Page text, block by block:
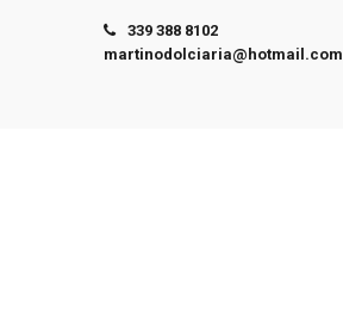
339 388 8102
martinodolciaria@hotmail.com